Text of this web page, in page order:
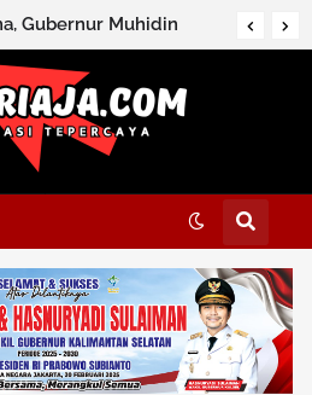
Gubernur Muhidin
Kerukunan di Kalsel